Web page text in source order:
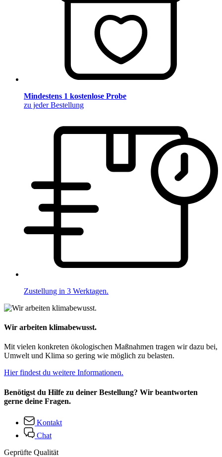
Mindestens 1 kostenlose Probe
zu jeder Bestellung
Zustellung in 3 Werktagen.
Wir arbeiten klimabewusst.
Mit vielen konkreten ökologischen Maßnahmen tragen wir dazu bei,
Umwelt und Klima so gering wie möglich zu belasten.
Hier findest du weitere Informationen.
Benötigst du Hilfe zu deiner Bestellung? Wir beantworten
gerne deine Fragen.
Kontakt
Chat
Geprüfte Qualität